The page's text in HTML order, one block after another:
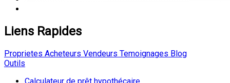
Liens Rapides
Proprietes Acheteurs Vendeurs Temoignages Blog
Outils